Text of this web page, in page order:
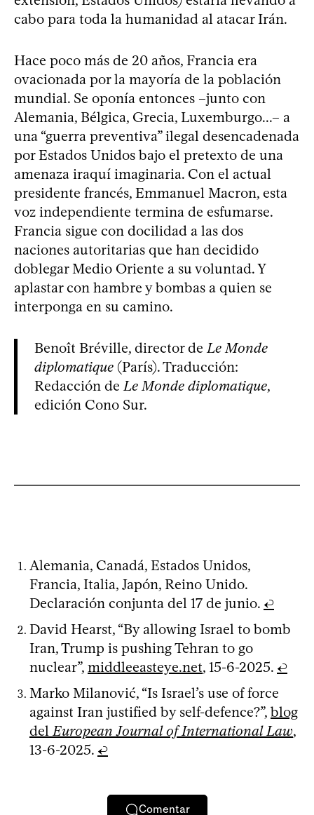
cabo para toda la humanidad al atacar Irán.
Hace poco más de 20 años, Francia era
ovacionada por la mayoría de la población
mundial. Se oponía entonces –junto con
Alemania, Bélgica, Grecia, Luxemburgo...– a
una “guerra preventiva” ilegal desencadenada
por Estados Unidos bajo el pretexto de una
amenaza iraquí imaginaria. Con el actual
presidente francés, Emmanuel Macron, esta
voz independiente termina de esfumarse.
Francia sigue con docilidad a las dos
naciones autoritarias que han decidido
doblegar Medio Oriente a su voluntad. Y
aplastar con hambre y bombas a quien se
interponga en su camino.
Benoît Bréville, director deLe Monde
diplomatique (París). Traducción:
Redacción deLe Monde diplomatique,
edición Cono Sur.
Alemania, Canadá, Estados Unidos,
Francia, Italia, Japón, Reino Unido.
Declaración conjunta del 17 de junio. ↩
David Hearst, “By allowing Israel to bomb
Iran, Trump is pushing Tehran to go
nuclear”, middleeasteye.net, 15-6-2025. ↩
Marko Milanović, “Is Israel’s use of force
against Iran justified by self-defence?”, blog
delEuropean Journal of International Law,
13-6-2025. ↩
Comentar